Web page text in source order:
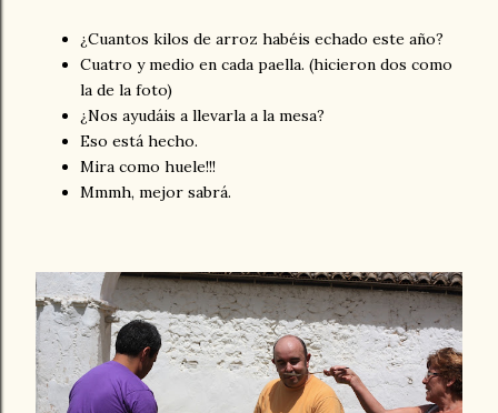
¿Cuantos kilos de arroz habéis echado este año?
Cuatro y medio en cada paella. (hicieron dos como
la de la foto)
¿Nos ayudáis a llevarla a la mesa?
Eso está hecho.
Mira como huele!!!
Mmmh, mejor sabrá.